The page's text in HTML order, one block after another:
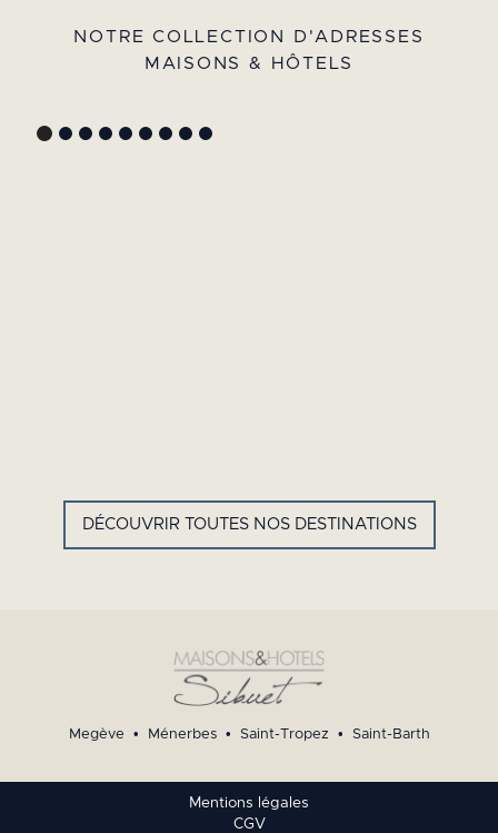
NOTRE COLLECTION D'ADRESSES
MAISONS & HÔTELS
DÉCOUVRIR TOUTES NOS DESTINATIONS
Megève • Ménerbes• Saint-Tropez • Saint-Barth
Mentions légales
CGV